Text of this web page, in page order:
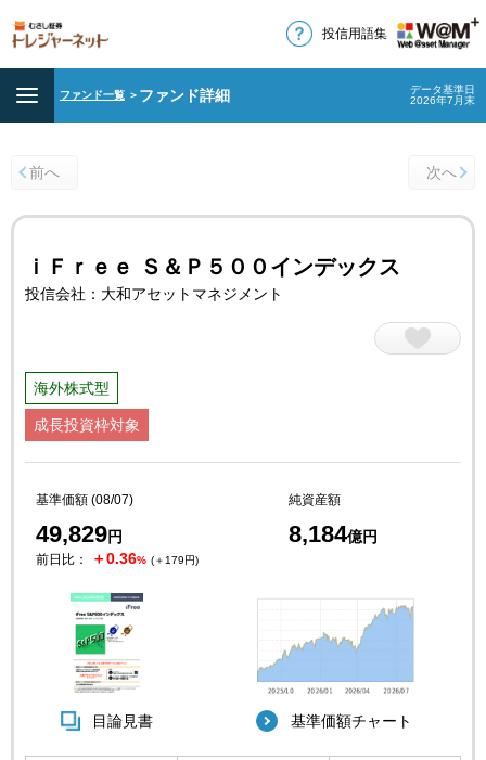
投信用語集
ファンド一覧 ＞ ファンド詳細
データ基準日
2026年7月末
前へ 次へ
ｉＦｒｅｅ Ｓ＆Ｐ５００インデックス
投信会社：大和アセットマネジメント
海外株式型
成長投資枠対象
基準価額 (08/07)
49,829円
純資産額
8,184億円
前日比： ＋0.36% (＋179円)
目論見書 基準価額チャート